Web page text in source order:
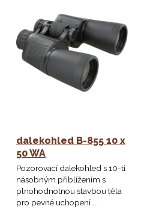
dalekohled B-855 10 x
50 WA
Pozorovací dalekohled s 10-ti
násobným přiblížením s
plnohodnotnou stavbou těla
pro pevné uchopení ...